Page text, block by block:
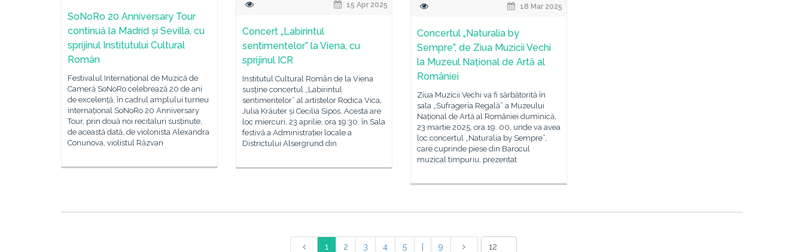
SoNoRo 20 Anniversary Tour
continuă la Madrid și Sevilla, cu
sprijinul Institutului Cultural
Român
Festivalul Internațional de Muzică de
Cameră SoNoRo celebrează 20 de ani
de excelență, în cadrul amplului turneu
internațional SoNoRo 20 Anniversary
Tour, prin două noi recitaluri susținute,
de această dată, de violonista Alexandra
Conunova, violistul Răzvan
15 Apr 2025
Concert „Labirintul
sentimentelor” la Viena, cu
sprijinul ICR
Institutul Cultural Român de la Viena
susține concertul „Labirintul
sentimentelor” al artistelor Rodica Vica,
Julia Kräuter și Cecilia Sipos. Acesta are
loc miercuri, 23 aprilie, ora 19:30, în Sala
festivă a Administrației locale a
Districtului Alsergrund din
18 Mar 2025
Concertul „Naturalia by
Sempre”, de Ziua Muzicii Vechi
la Muzeul Național de Artă al
României
Ziua Muzicii Vechi va fi sărbătorită în
sala „Sufrageria Regală” a Muzeului
Național de Artă al României duminică,
23 martie 2025, ora 19. 00, unde va avea
loc concertul „Naturalia by Sempre”,
care cuprinde piese din Barocul
muzical timpuriu, prezentat
1 2 3 4 5 9